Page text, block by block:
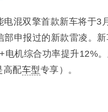
电混双擎首款新车将于3
申报过的新款雷凌。
电机综合功率提升12%
高配车型专享）。